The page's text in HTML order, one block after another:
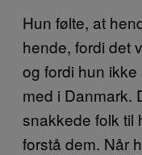
Hun følte, at
hende, fordi det
og fordi hun
med i Danmark.
snakkede folk til
forstå dem. Når